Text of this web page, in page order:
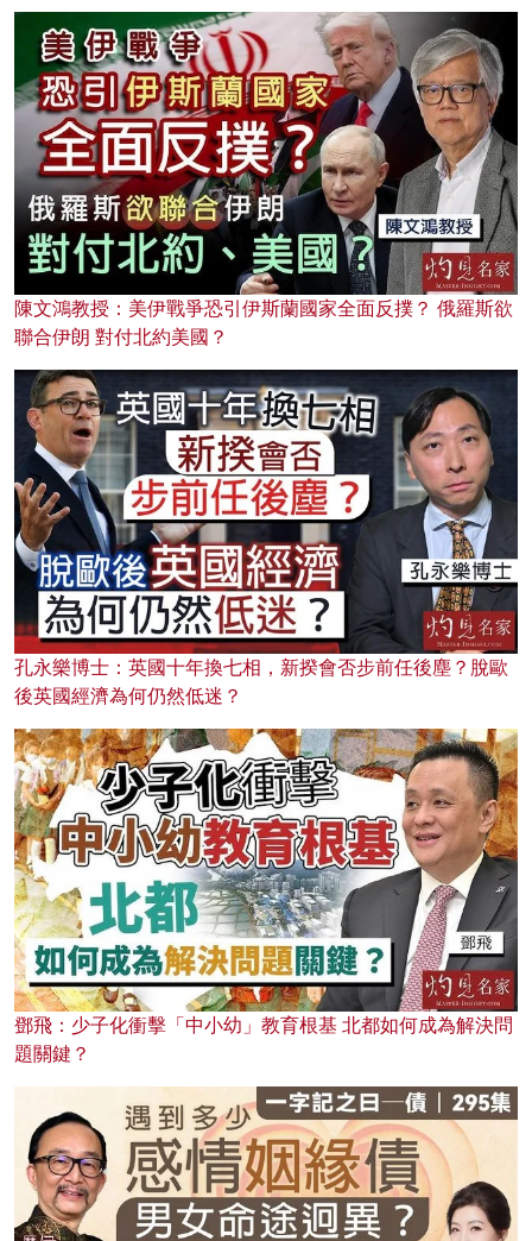
陳文鴻教授：美伊戰爭恐引伊斯蘭國家全面反撲？ 俄羅斯欲
聯合伊朗 對付北約美國？
孔永樂博士：英國十年換七相，新揆會否步前任後塵？脫歐
後英國經濟為何仍然低迷？
鄧飛：少子化衝擊「中小幼」教育根基 北都如何成為解決問
題關鍵？